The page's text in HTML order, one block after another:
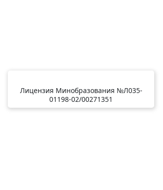
Лицензия Минобразования №Л035-
01198-02/00271351